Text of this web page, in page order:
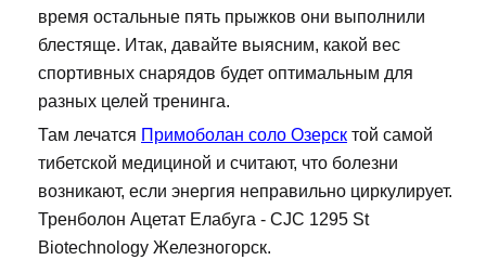
время остальные пять прыжков они выполнили
блестяще. Итак, давайте выясним, какой вес
спортивных снарядов будет оптимальным для
разных целей тренинга.
Там лечатся Примоболан соло Озерск той самой
тибетской медициной и считают, что болезни
возникают, если энергия неправильно циркулирует.
Тренболон Ацетат Елабуга - CJC 1295 St
Biotechnology Железногорск.